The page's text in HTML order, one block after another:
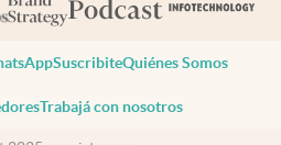
SuscribiteQuiénes Somos
Trabajá con nosotros